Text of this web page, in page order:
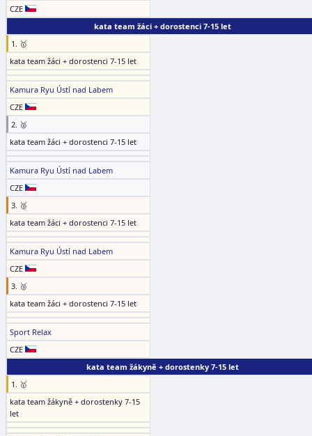
CZE
kata team žáci + dorostenci 7-15 let
1. 🥇
kata team žáci + dorostenci 7-15 let
Kamura Ryu Ústí nad Labem
CZE
2. 🥈
kata team žáci + dorostenci 7-15 let
Kamura Ryu Ústí nad Labem
CZE
3. 🥉
kata team žáci + dorostenci 7-15 let
Kamura Ryu Ústí nad Labem
CZE
3. 🥉
kata team žáci + dorostenci 7-15 let
Sport Relax
CZE
kata team žákyně + dorostenky 7-15 let
1. 🥇
kata team žákyně + dorostenky 7-15
let